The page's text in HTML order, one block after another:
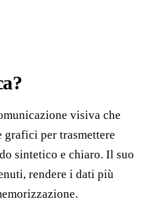
visiva che
grafici per trasmettere
sintetico e chiaro. Il suo
rendere i dati più